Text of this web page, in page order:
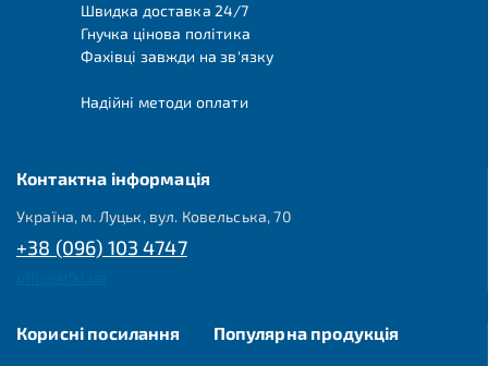
Швидка доставка 24/7
Гнучка цінова політика
Фахівці завжди на зв'язку
Надійні методи оплати
Контактна інформація
Україна, м. Луцьк, вул. Ковельська, 70
+38 (096) 103 4747
Корисні посилання Популярна продукція